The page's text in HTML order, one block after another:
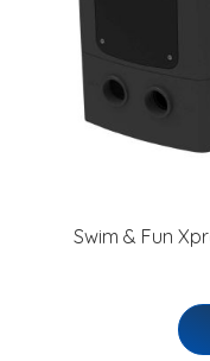
Swim & Fun